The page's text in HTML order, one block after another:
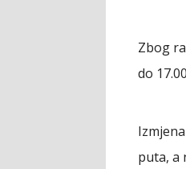
Zbog
do
puta, a